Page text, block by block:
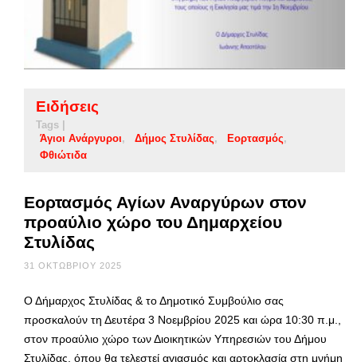
Ειδήσεις
Tags |
Άγιοι Ανάργυροι
Δήμος Στυλίδας
Εορτασμός
Φθιώτιδα
Εορτασμός Αγίων Αναργύρων στον
προαύλιο χώρο του Δημαρχείου
Στυλίδας
31 ΟΚΤΩΒΡΊΟΥ 2025
Ο Δήμαρχος Στυλίδας & το Δημοτικό Συμβούλιο σας
προσκαλούν τη Δευτέρα 3 Νοεμβρίου 2025 και ώρα 10:30 π.μ.,
στον προαύλιο χώρο των Διοικητικών Υπηρεσιών του Δήμου
Στυλίδας, όπου θα τελεστεί αγιασμός και αρτοκλασία στη μνήμη